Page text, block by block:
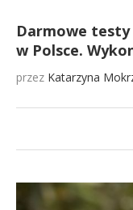
Darmowe
w Polsce.
przez Katarzyna